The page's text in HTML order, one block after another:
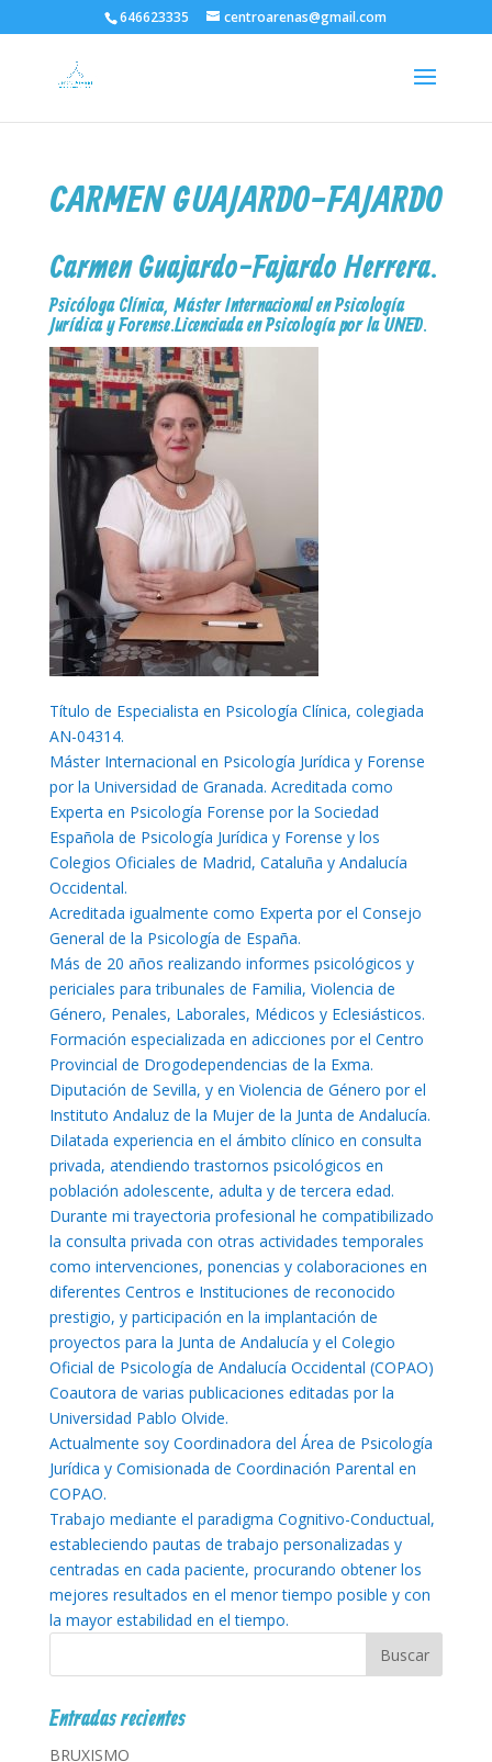
646623335 centroarenas@gmail.com
CARMEN GUAJARDO-FAJARDO
Carmen Guajardo-Fajardo Herrera.
Psicóloga Clínica, Máster Internacional en Psicología
Jurídica y Forense. Licenciada en Psicología por la UNED.
Título de Especialista en Psicología Clínica, colegiada
AN-04314.
Máster Internacional en Psicología Jurídica y Forense
por la Universidad de Granada. Acreditada como
Experta en Psicología Forense por la Sociedad
Española de Psicología Jurídica y Forense y los
Colegios Oficiales de Madrid, Cataluña y Andalucía
Occidental.
Acreditada igualmente como Experta por el Consejo
General de la Psicología de España.
Más de 20 años realizando informes psicológicos y
periciales para tribunales de Familia, Violencia de
Género, Penales, Laborales, Médicos y Eclesiásticos.
Formación especializada en adicciones por el Centro
Provincial de Drogodependencias de la Exma.
Diputación de Sevilla, y en Violencia de Género por el
Instituto Andaluz de la Mujer de la Junta de Andalucía.
Dilatada experiencia en el ámbito clínico en consulta
privada, atendiendo trastornos psicológicos en
población adolescente, adulta y de tercera edad.
Durante mi trayectoria profesional he compatibilizado
la consulta privada con otras actividades temporales
como intervenciones, ponencias y colaboraciones en
diferentes Centros e Instituciones de reconocido
prestigio, y participación en la implantación de
proyectos para la Junta de Andalucía y el Colegio
Oficial de Psicología de Andalucía Occidental (COPAO)
Coautora de varias publicaciones editadas por la
Universidad Pablo Olvide.
Actualmente soy Coordinadora del Área de Psicología
Jurídica y Comisionada de Coordinación Parental en
COPAO.
Trabajo mediante el paradigma Cognitivo-Conductual,
estableciendo pautas de trabajo personalizadas y
centradas en cada paciente, procurando obtener los
mejores resultados en el menor tiempo posible y con
la mayor estabilidad en el tiempo.
Entradas recientes
BRUXISMO